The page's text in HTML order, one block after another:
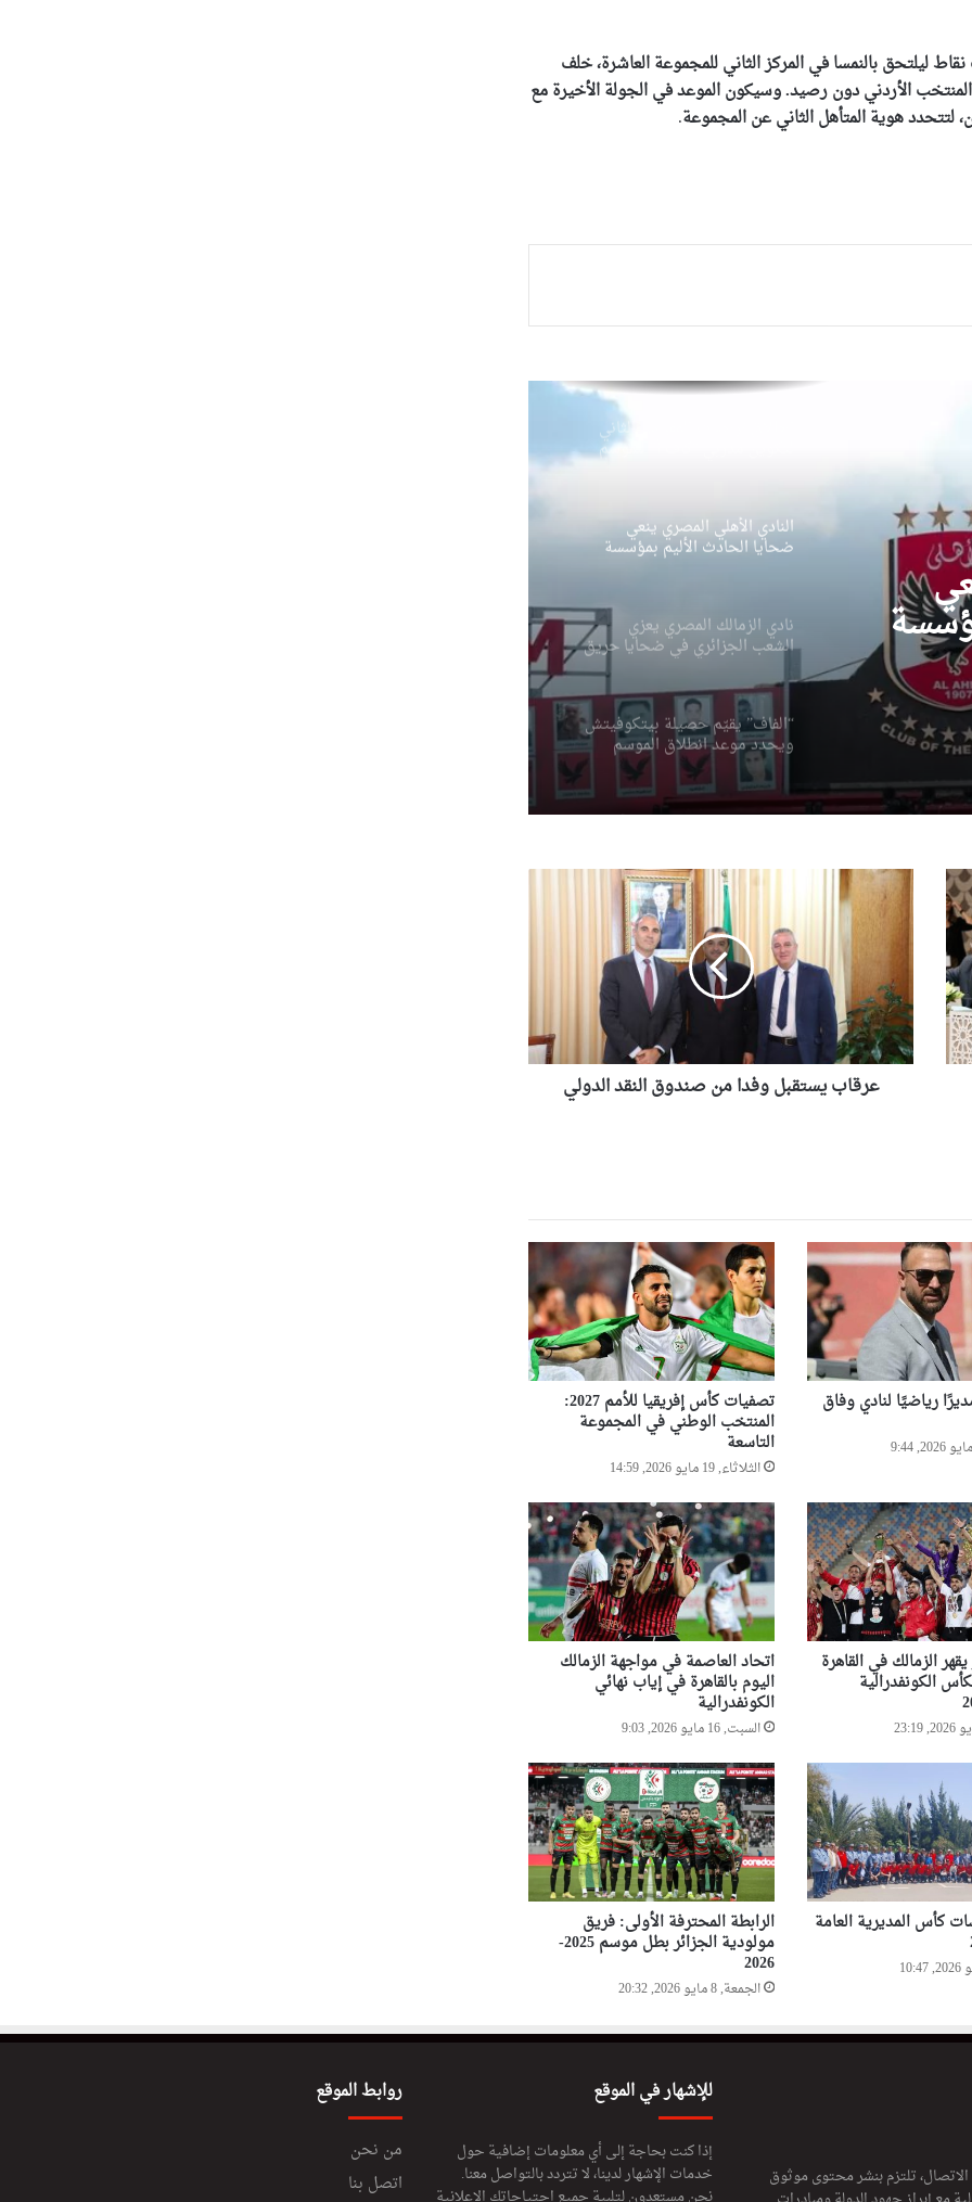
ليلتحق بالنمسا في المركز الثاني للمجموعة العاشرة، خلف
المنتخب الأردني دون رصيد. وسيكون الموعد في الجولة الأخيرة مع
لتتحدد هوية المتأهل الثاني عن المجموعة.
الشعب
الوطني يحط الرحال بسان
فرانسيسكو
مشجعي المنتخب الوطني
وعصرنة ملعب الشهيد ”أحمد
انطلاق تربصات المقياس الثاني
ضحايا الحادث الأليم بمؤسسة
نادي الزمالك المصري يعزي
الشعب الجزائري في ضحايا حريق
مؤسسة الطفولة المسعفة
“الفاف” يقيّم حصيلة بيتكوفيتش
ويحدد موعد انطلاق الموسم
فيفا يضع حدا للشائعات بشأن
مواجهة الجزائر والنمسا
رياض محرز يتوج بجائزة أفضل
إلى الدور الـ32
احتفال عربي باليوم العالمي
للملكية الفكرية تحت شعار “القوة
الخفية وراء تطور الرياضة”
بعد معسكر لورانس.. المنتخب
الوطني يحط الرحال بسان
فرانسيسكو
وهران: انطلاق أشغال إعادة تأهيل
وعصرنة ملعب الشهيد ”أحمد
زبانة”
انطلاق تربصات المقياس الثاني
لتكوين مدربي “كاف أ” للموسم
2026-2027
النادي الأهلي المصري ينعي
ضحايا الحادث الأليم بمؤسسة
الطفولة المسعفة ويعزي الشعب
الجزائري
نادي الزمالك المصري يعزي
الشعب الجزائري في ضحايا حريق
مؤسسة الطفولة المسعفة
“الفاف” يقيّم حصيلة بيتكوفيتش
ويحدد موعد انطلاق الموسم
الكروي الجديد
فيفا يضع حدا للشائعات بشأن
مواجهة الجزائر والنمسا
عرقاب
يستقبل
وفدا
النقد
الدولي
عرقاب يستقبل وفدا من صندوق النقد الدولي
رياضيًا لنادي وفاق تصفيات كأس إفريقيا للأمم 2027:
المنتخب الوطني في المجموعة
التاسعة
الثلاثاء, 19 مايو 2026, 14:59
الزمالك في القاهرة
الكونفدرالية
اتحاد العاصمة في مواجهة الزمالك
اليوم بالقاهرة في إياب نهائي
الكونفدرالية
السبت, 16 مايو 2026, 9:03
كأس المديرية العامة الرابطة المحترفة الأولى: فريق
مولودية الجزائر بطل موسم 2025-
2026
الجمعة, 8 مايو 2026, 20:32
تلتزم بنشر محتوى موثوق
للإشهار في الموقع
إذا كنت بحاجة إلى أي معلومات إضافية حول
خدمات الإشهار لدينا، لا تتردد بالتواصل معنا.
روابط الموقع
من نحن
اتصل بنا